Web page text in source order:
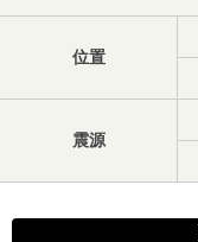
位置
震源